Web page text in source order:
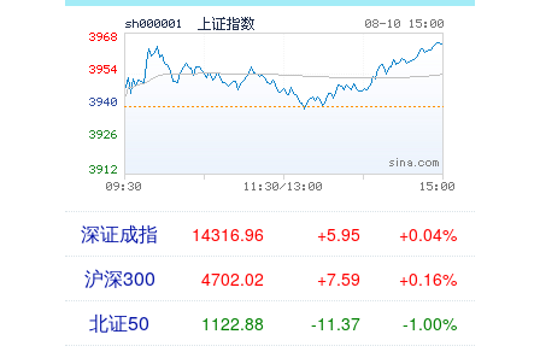
深证成指 14316.96 +5.95 +0.04%
沪深300 4702.02 +7.59 +0.16%
北证50 1122.88 -11.37 -1.00%